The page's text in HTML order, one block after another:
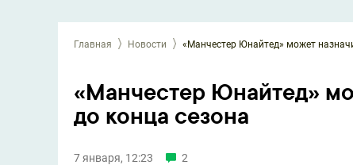
Главная Новости «Манчестер Юнайтед» может
«Манчестер Юнайтед»
до конца сезона
7 января, 12:23 2